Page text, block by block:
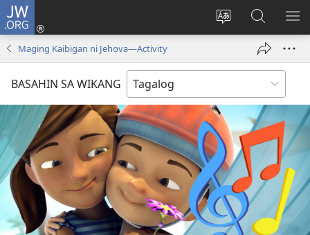
JW.ORG
Baguhin
ng
Mag-
log
bubukas
bagong
window)
sa
JW.ORG
Maging Kaibigan ni Jehova—Activity
BASAHIN SA WIKANG